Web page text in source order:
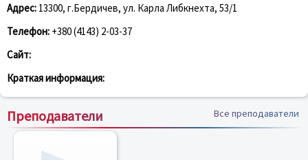
Адрес: 13300, г.Бердичев, ул. Карла Либкнехта, 53/1
Телефон: +380 (4143) 2-03-37
Сайт:
Краткая информация:
Преподаватели Все преподаватели